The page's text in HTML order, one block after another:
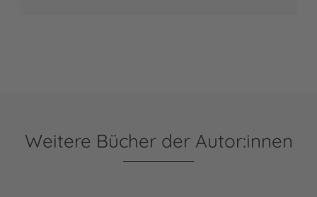
Weitere Bücher der Autor:innen